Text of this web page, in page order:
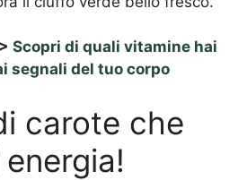
Scopri di quali vitamine hai
segnali del tuo corpo
carote che